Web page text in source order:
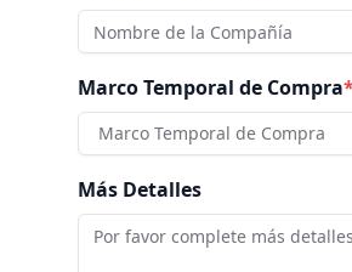
Marco Temporal de Compra
Marco Temporal de Compra
Más Detalles